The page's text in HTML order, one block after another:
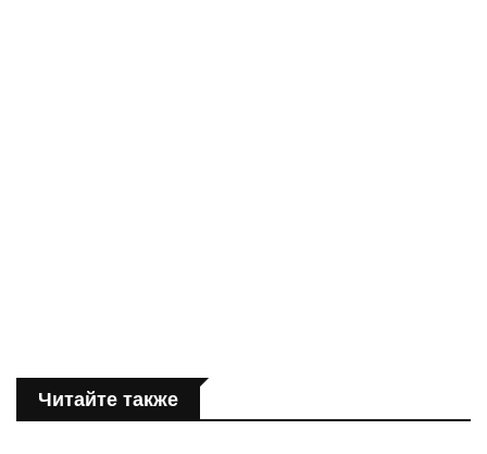
Читайте также